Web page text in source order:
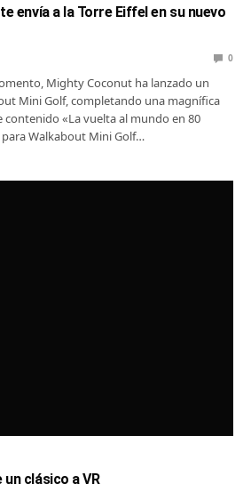
envía a la Torre Eiffel en su nuevo
0
Mighty Coconut ha lanzado un
Mini Golf, completando una magnífica
contenido «La vuelta al mundo en 80
Walkabout Mini Golf…
clásico a VR